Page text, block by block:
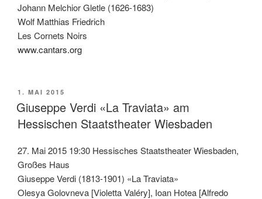
Johann Melchior Gletle (1626-1683)
Wolf Matthias Friedrich
Les Cornets Noirs
www.cantars.org
VERÖFFENTLICHT
AM
1. MAI 2015
Giuseppe Verdi «La Traviata» am
Hessischen Staatstheater Wiesbaden
27. Mai 2015 19:30 Hessisches Staatstheater Wiesbaden,
Großes Haus
Giuseppe Verdi (1813-1901) «La Traviata»
Olesya Golovneva [Violetta Valéry], Ioan Hotea [Alfredo